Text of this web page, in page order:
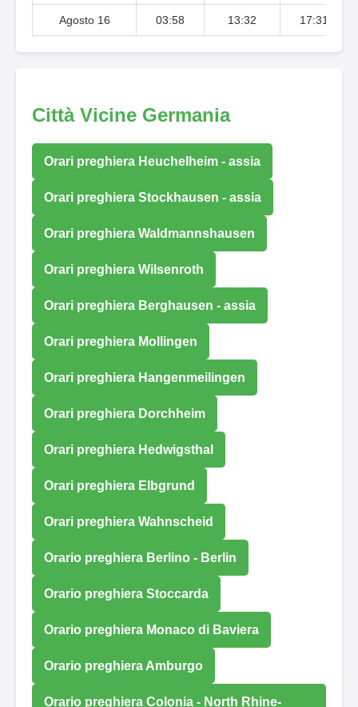
Agosto 16 03:58 13:32 17:31
Città Vicine Germania
Orari preghiera Heuchelheim - assia
Orari preghiera Stockhausen - assia
Orari preghiera Waldmannshausen
Orari preghiera Wilsenroth
Orari preghiera Berghausen - assia
Orari preghiera Mollingen
Orari preghiera Hangenmeilingen
Orari preghiera Dorchheim
Orari preghiera Hedwigsthal
Orari preghiera Elbgrund
Orari preghiera Wahnscheid
Orario preghiera Berlino - Berlin
Orario preghiera Stoccarda
Orario preghiera Monaco di Baviera
Orario preghiera Amburgo
Orario preghiera Colonia - North Rhine-